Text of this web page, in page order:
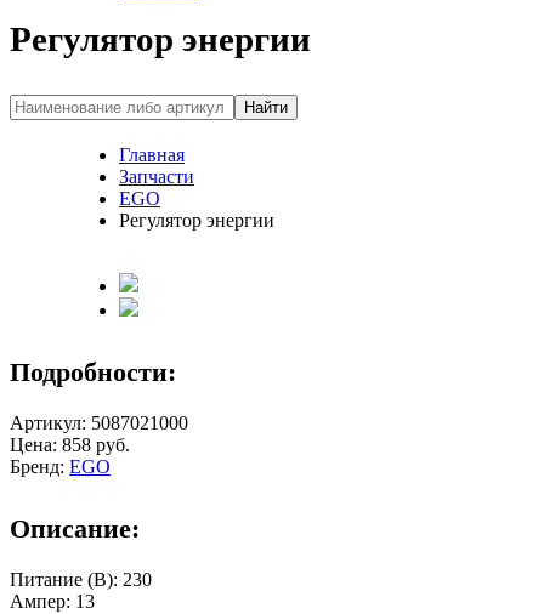
Регулятор энергии
Найти
Главная
Запчасти
EGO
Регулятор энергии
Подробности:
Артикул: 5087021000
Цена: 858 руб.
Бренд: EGO
Описание:
Питание (В): 230
Ампер: 13